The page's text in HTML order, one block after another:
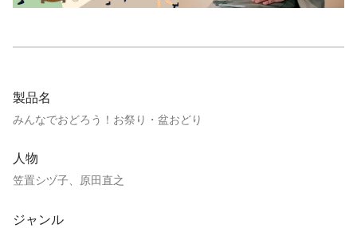
製品名
みんなでおどろう！お祭り・盆おどり
人物
笠置シヅ子、原田直之
ジャンル